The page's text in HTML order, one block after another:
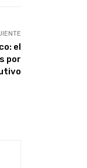
el
por